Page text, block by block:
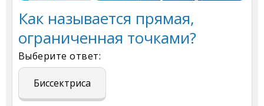
Как называется прямая,
ограниченная точками?
Выберите ответ:
Биссектриса